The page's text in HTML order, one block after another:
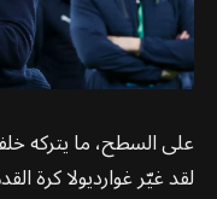
على السطح، ما يتركه
لقد غيّر غوارديولا كرة